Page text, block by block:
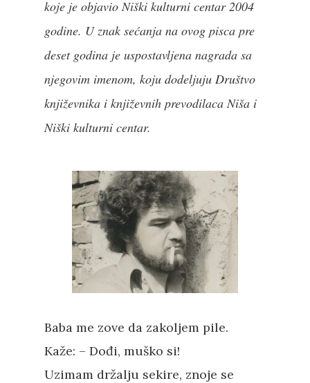
koje je objavio Niški kulturni centar 2004
godine. U znak sećanja na ovog pisca pre
deset godina je uspostavljena nagrada sa
njegovim imenom, koju dodeljuju Društvo
književnika i književnih prevodilaca Niša i
Niški kulturni centar.
Baba me zove da zakoljem pile.
Kaže: – Dođi, muško si!
Uzimam držalju sekire, znoje se